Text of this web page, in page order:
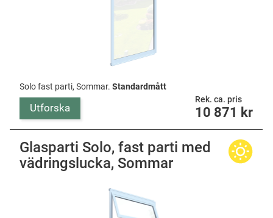
Solo fast parti, Sommar. Standardmått
Utforska
Rek. ca. pris
10 871 kr
Glasparti Solo, fast parti med
vädringslucka, Sommar